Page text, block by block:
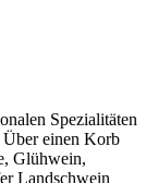
Spezialitäten
Über einen Korb
Glühwein,
Landschwein